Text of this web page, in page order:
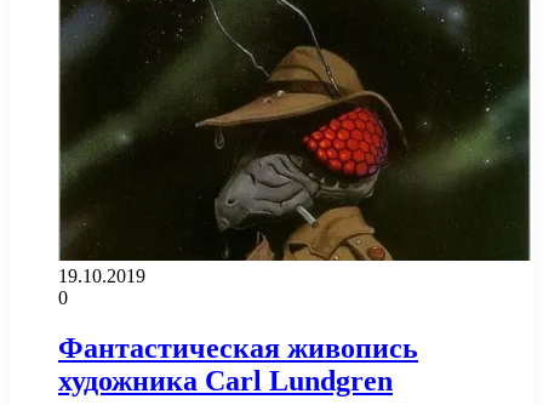
19.10.2019
0
Фантастическая живопись
художника Carl Lundgren